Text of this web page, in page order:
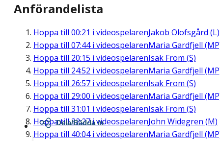
Anförandelista
Hoppa till 00:21 i videospelarenJakob Olofsgård (L)
Hoppa till 07:44i videospelarenMaria Gardfjell
Hoppa till 20:15 i videospelarenIsak From (S)
Hoppa till 24:52 i videospelarenMaria Gardfjell
Hoppa till 26:57 i videospelarenIsak From (S)
Hoppa till 29:00 i videospelarenMaria Gardfjell
Hoppa till 31:01 i videospelarenIsak From (S)
Hoppa till32:27i videospelarenJohn Widegren (M)
Hoppa till 40:04i videospelarenMaria Gardfjell
Dela/Bädda in